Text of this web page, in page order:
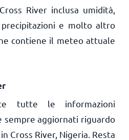
River inclusa umidità,
e molto altro
contiene il meteo attuale
tutte le informazioni
sempre aggiornati riguardo
Cross River, Nigeria. Resta